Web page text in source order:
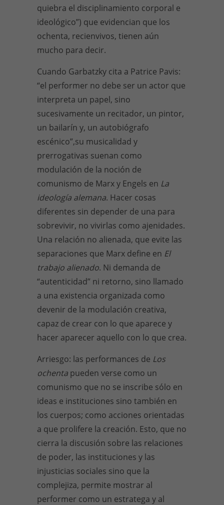
quiebra el disciplinamiento corporal e
ideológico”) que evidencian que los
ochenta, recienvivos, tienen aún
mucho para decir.
Cuando Garbatzky cita a Patrice Pavis:
“el performer no debe ser un actor que
interpreta un papel, sino
sucesivamente un recitador, un pintor,
un bailarín y, un autobiógrafo
escénico”,su musicalidad y
prerrogativas suenan como
modulación de la noción de
comunismo de Marx y Engels en La
ideología alemana. Hacer cosas
diferentes sin depender de una para
sobrevivir, no vivirlas como ajenidades.
Una relación no alienada, que evite las
separaciones que Marx define en El
trabajo alienado. Ni demanda de
“autenticidad” ni retorno, sino llamado
a una existencia organizada como
devenir de la modulación creativa,
capaz de crear con lo que aparece y
hacer aparecer aquello con lo que crea.
Arriesgo: las performances de Los
ochenta pueden verse como un
comunismo que no se inscribe sólo en
ideas e instituciones sino también en
los cuerpos; como acciones orientadas
a que prolifere la creación. Esto, que no
cierra la discusión sobre las relaciones
de poder, las instituciones y las
injusticias sociales sino que la
complejiza, permite mostrar al
performer como un estratega y al